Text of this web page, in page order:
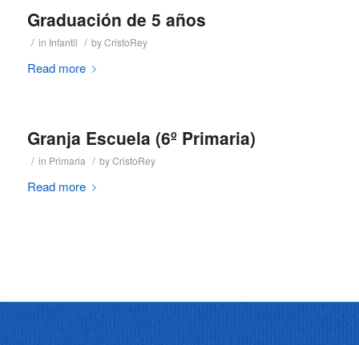
Graduación de 5 años
/ in Infantil / byCristoRey
Read more
Granja Escuela (6º Primaria)
/ in Primaria / byCristoRey
Read more